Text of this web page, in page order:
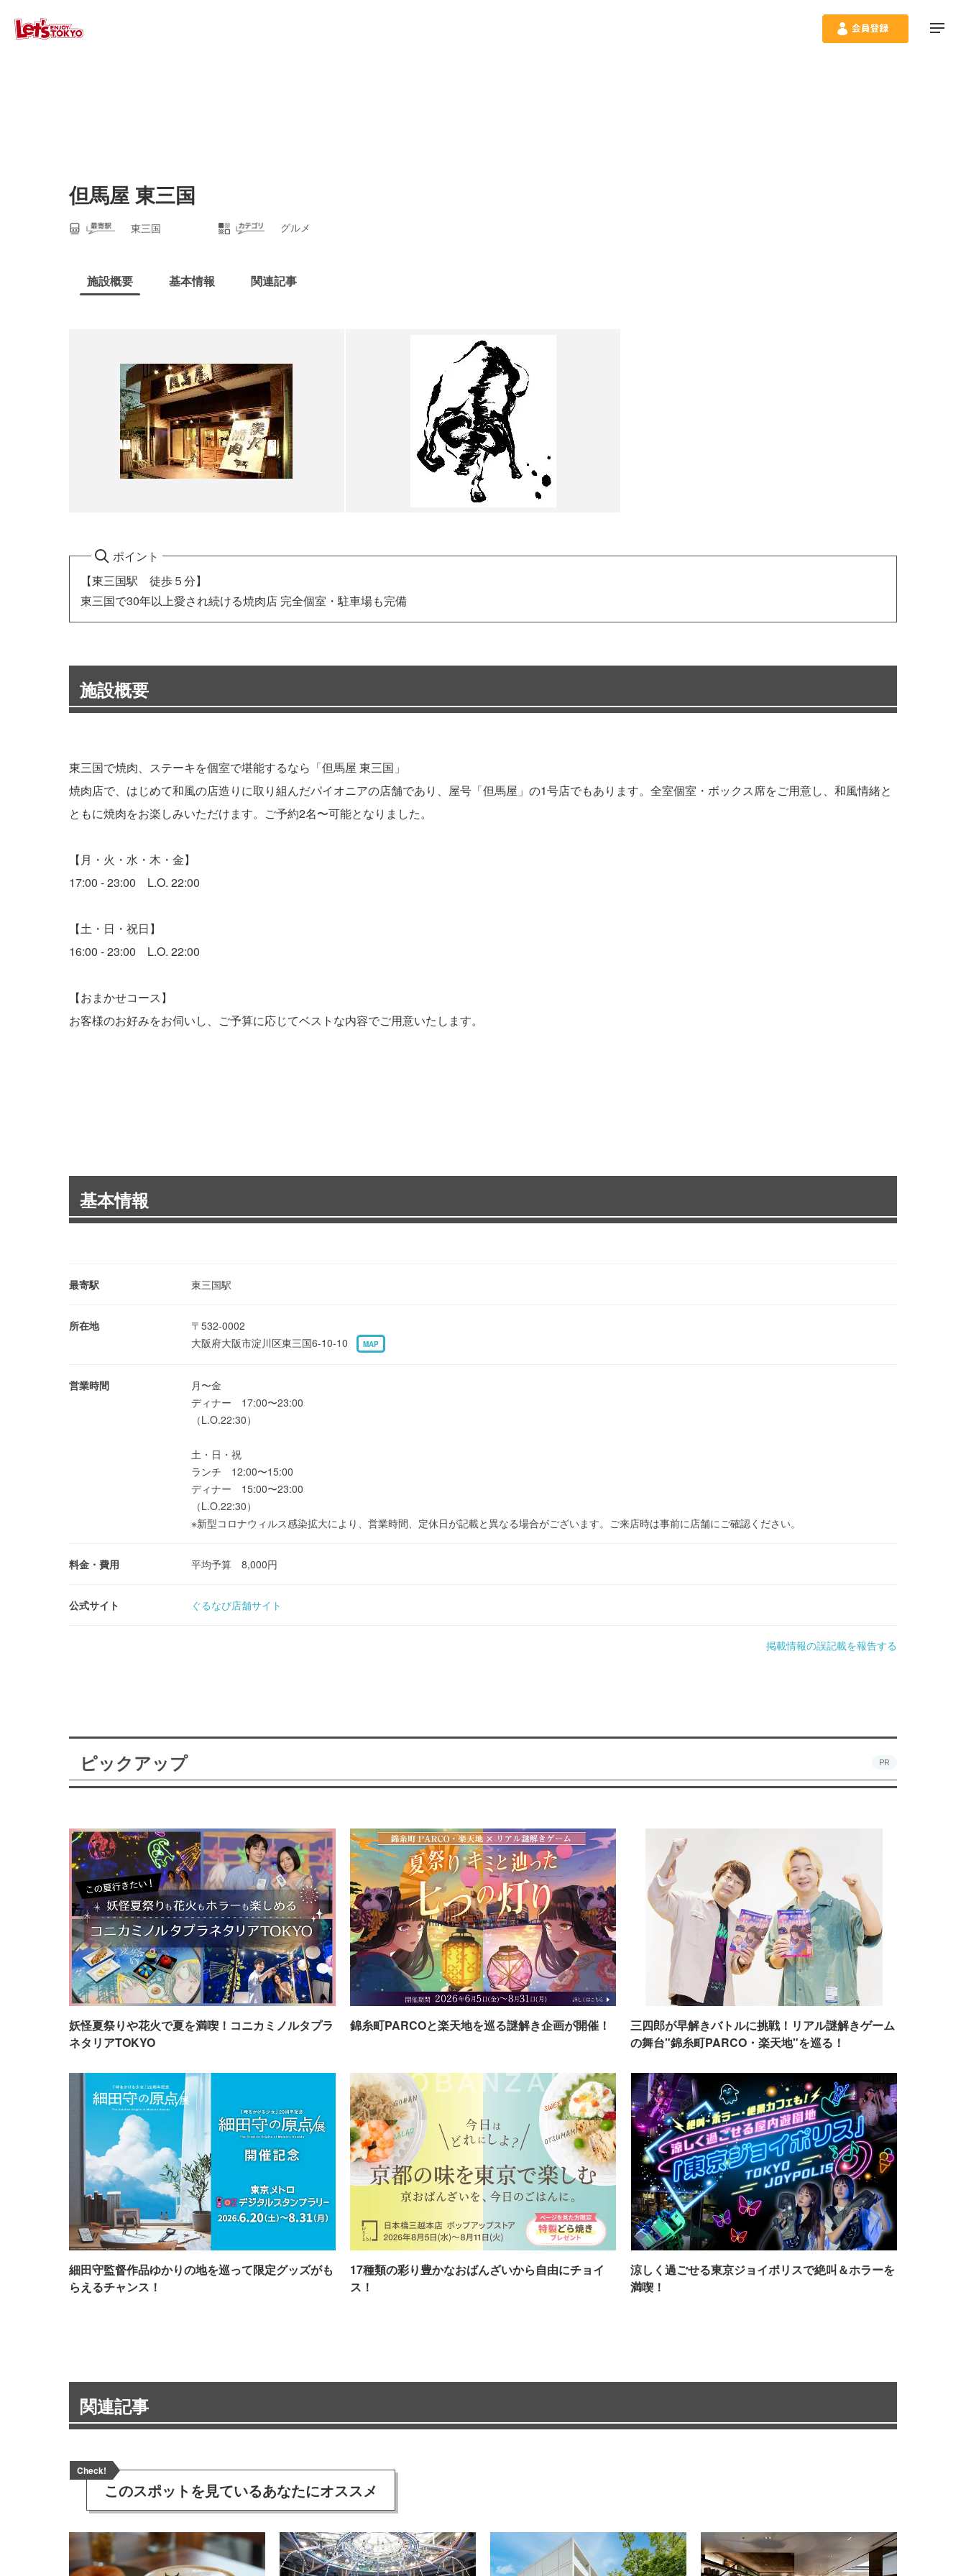
但馬屋 東三国
東三国 グルメ
施設概要 基本情報 関連記事
ポイント
【東三国駅 徒歩５分】
東三国で30年以上愛され続ける焼肉店 完全個室・駐車場も完備
施設概要
東三国で焼肉、ステーキを個室で堪能するなら「但馬屋 東三国」
焼肉店で、はじめて和風の店造りに取り組んだパイオニアの店舗であり、屋号「但馬屋」の1号店でもあります。全室個室・ボックス席をご用意し、和風情緒と
ともに焼肉をお楽しみいただけます。ご予約2名〜可能となりました。
【月・火・水・木・金】
17:00 - 23:00 L.O. 22:00
【土・日・祝日】
16:00 - 23:00 L.O. 22:00
【おまかせコース】
お客様のお好みをお伺いし、ご予算に応じてベストな内容でご用意いたします。
基本情報
最寄駅 東三国駅
所在地
〒532-0002
大阪府大阪市淀川区東三国6-10-10
MAP
営業時間
月〜金
ディナー 17:00〜23:00
（L.O.22:30）
土・日・祝
ランチ 12:00〜15:00
ディナー 15:00〜23:00
（L.O.22:30）
※新型コロナウィルス感染拡大により、営業時間、定休日が記載と異なる場合がございます。ご来店時は事前に店舗にご確認ください。
料金・費用 平均予算 8,000円
公式サイト ぐるなび店舗サイト
掲載情報の誤記載を報告する
ピックアップ PR
妖怪夏祭りや花火で夏を満喫！コニカミノルタプラ
ネタリアTOKYO
錦糸町PARCOと楽天地を巡る謎解き企画が開催！
三四郎が早解きバトルに挑戦！リアル謎解きゲーム
の舞台"錦糸町PARCO・楽天地"を巡る！
細田守監督作品ゆかりの地を巡って限定グッズがも
らえるチャンス！
17種類の彩り豊かなおばんざいから自由にチョイ
ス！
涼しく過ごせる東京ジョイポリスで絶叫＆ホラーを
満喫！
関連記事
Check!
このスポットを見ているあなたにオススメ